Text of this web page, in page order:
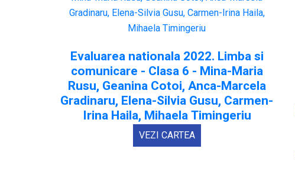
Evaluarea nationala 2022. Limba si
comunicare - Clasa 6 - Mina-Maria
Rusu, Geanina Cotoi, Anca-Marcela
Gradinaru, Elena-Silvia Gusu, Carmen-
Irina Haila, Mihaela Timingeriu
VEZI CARTEA